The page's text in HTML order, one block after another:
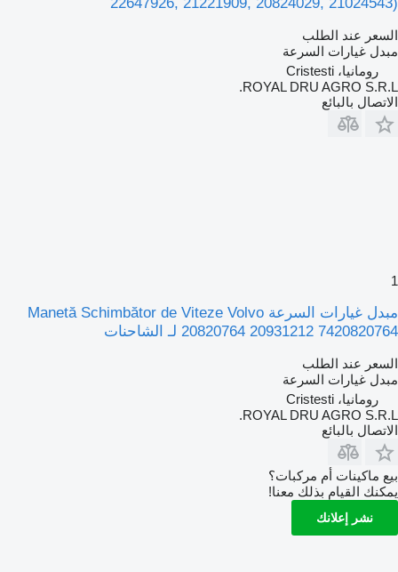
السعر عند الطلب
مبدل غيارات السرعة
رومانيا، Cristesti
ROYAL DRU AGRO S.R.L.
الاتصال بالبائع
1
مبدل غيارات السرعة Manetă Schimbător de Viteze Volvo
20820764 20931212 7420820764 لـ الشاحنات
السعر عند الطلب
مبدل غيارات السرعة
رومانيا، Cristesti
ROYAL DRU AGRO S.R.L.
الاتصال بالبائع
بيع ماكينات أم مركبات؟
يمكنك القيام بذلك معنا!
نشر إعلانك